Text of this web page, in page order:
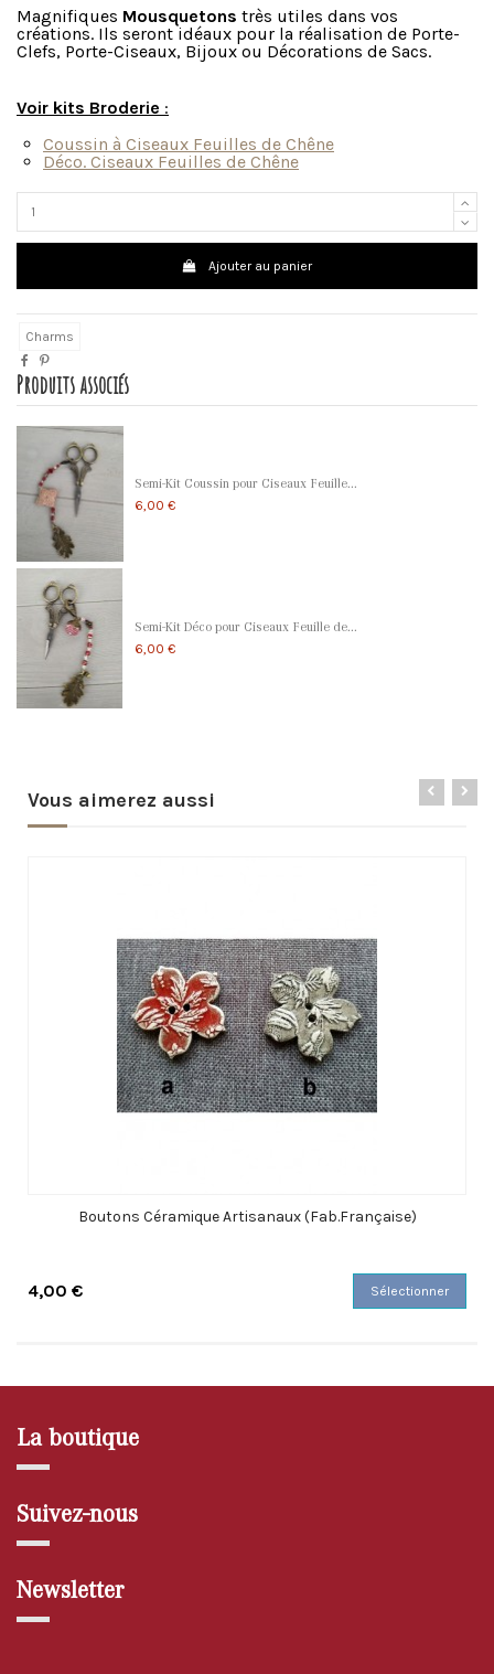
Magnifiques Mousquetons très utiles dans vos
créations. Ils seront idéaux pour la réalisation de Porte-
Clefs, Porte-Ciseaux, Bijoux ou Décorations de Sacs.
Voir kits Broderie :
Coussin à Ciseaux Feuilles de Chêne
Déco. Ciseaux Feuilles de Chêne
Ajouter au panier
Charms
Produits associés
Semi-Kit Coussin pour Ciseaux Feuille...
6,00 €
Semi-Kit Déco pour Ciseaux Feuille de...
6,00 €
Vous aimerez aussi
Boutons Céramique Artisanaux (Fab.Française)
4,00 € Sélectionner
La boutique
Suivez-nous
Newsletter